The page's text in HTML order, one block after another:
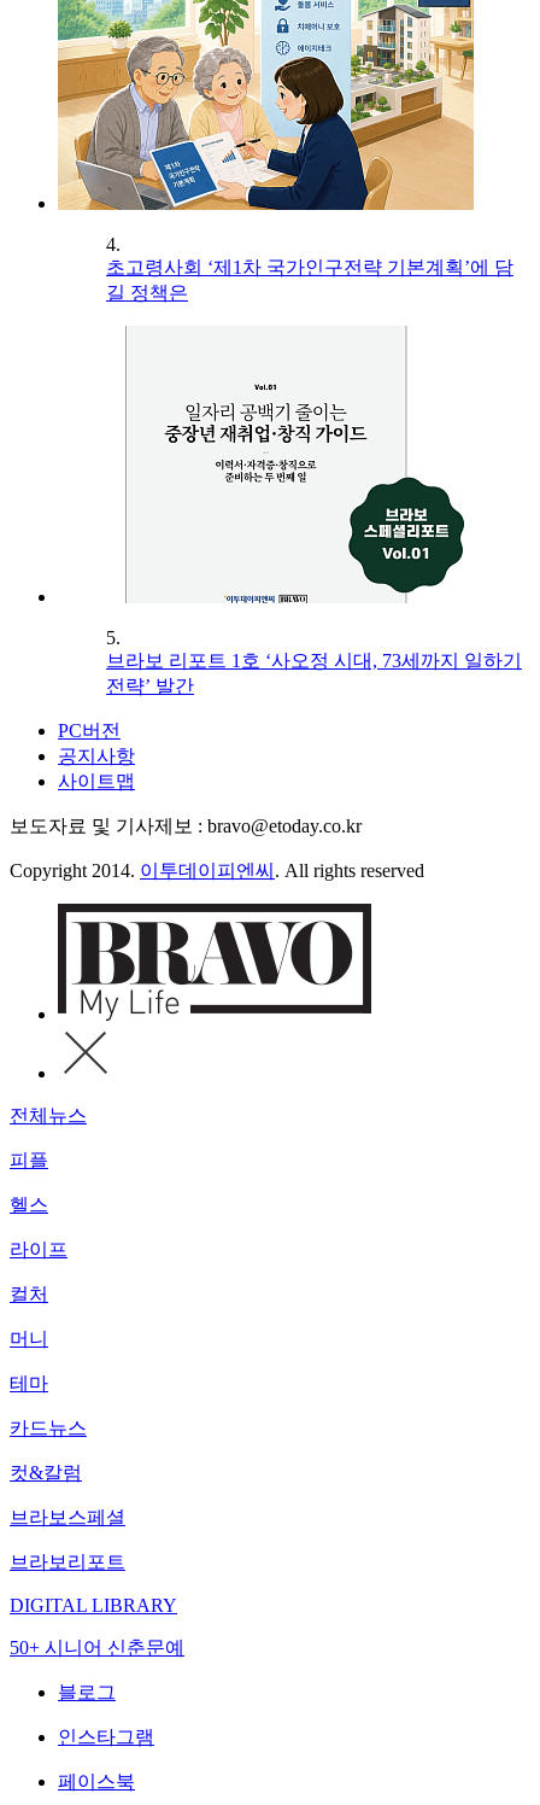
4.
초고령사회 ‘제1차 국가인구전략 기본계획’에 담
길 정책은
5.
브라보 리포트 1호 ‘사오정 시대, 73세까지 일하기
전략’ 발간
PC버전
공지사항
사이트맵
보도자료 및 기사제보 : bravo@etoday.co.kr
Copyright 2014. 이투데이피엔씨 . All rights reserved
전체뉴스
피플
헬스
라이프
컬처
머니
테마
카드뉴스
컷&칼럼
브라보스페셜
브라보리포트
DIGITAL LIBRARY
50+ 시니어 신춘문예
블로그
인스타그램
페이스북